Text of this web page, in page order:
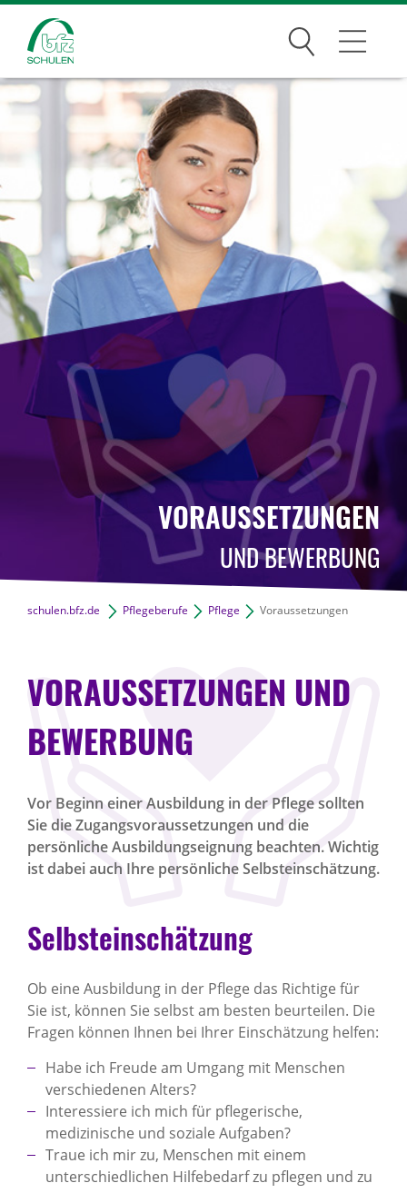
Suchen
Traumberufe
Wer wir sind
Infos
Jobs
Standorte
News Archiv
VORAUSSETZUNGEN
UND BEWERBUNG
schulen.bfz.de Pflegeberufe Pflege Voraussetzungen
VORAUSSETZUNGEN UND
BEWERBUNG
Vor Beginn einer Ausbildung in der Pflege sollten
Sie die Zugangsvoraussetzungen und die
persönliche Ausbildungseignung beachten. Wichtig
ist dabei auch Ihre persönliche Selbsteinschätzung.
Selbsteinschätzung
Ob eine Ausbildung in der Pflege das Richtige für
Sie ist, können Sie selbst am besten beurteilen. Die
Fragen können Ihnen bei Ihrer Einschätzung helfen:
Habe ich Freude am Umgang mit Menschen
verschiedenen Alters?
Interessiere ich mich für pflegerische,
medizinische und soziale Aufgaben?
Traue ich mir zu, Menschen mit einem
unterschiedlichen Hilfebedarf zu pflegen und zu